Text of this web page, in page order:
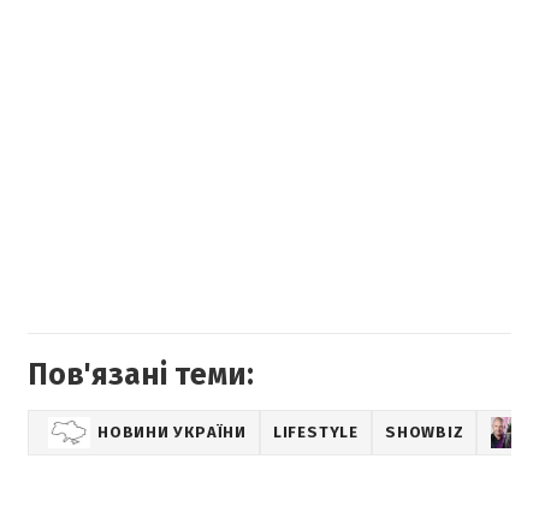
Пов'язані теми:
НОВИНИ УКРАЇНИ LIFESTYLE SHOWBIZ